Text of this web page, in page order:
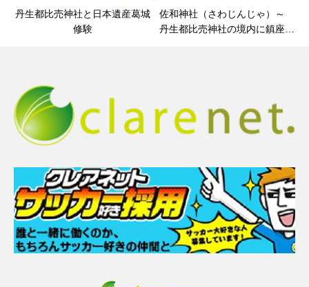
丹生都比売神社と日本遺産葛城
修験
佐和神社（さわじんじゃ）～
丹生都比売神社の境内に鎮座す